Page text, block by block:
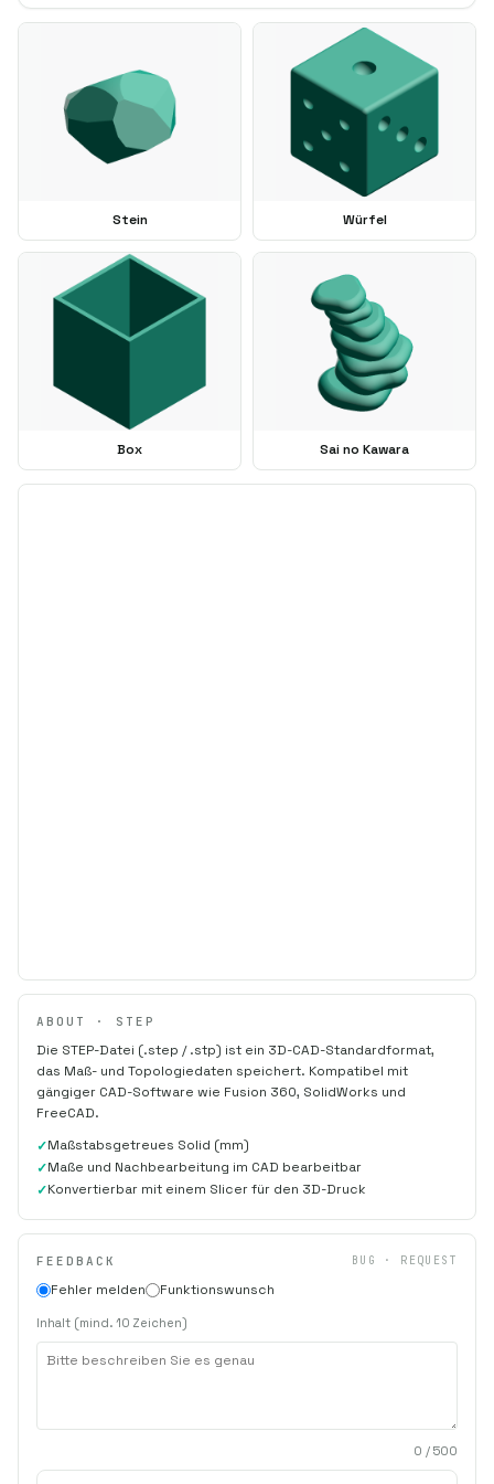
Stein Würfel
Box Sai no Kawara
ABOUT · STEP
Die STEP-Datei (.step / .stp) ist ein 3D-CAD-Standardformat,
das Maß- und Topologiedaten speichert. Kompatibel mit
gängiger CAD-Software wie Fusion 360, SolidWorks und
FreeCAD.
Maßstabsgetreues Solid (mm)
Maße und Nachbearbeitung im CAD bearbeitbar
Konvertierbar mit einem Slicer für den 3D-Druck
FEEDBACK BUG · REQUEST
Fehler melden Funktionswunsch
Inhalt (mind. 10 Zeichen)
0 / 500